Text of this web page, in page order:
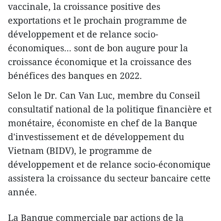
vaccinale, la croissance positive des
exportations et le prochain programme de
développement et de relance socio-
économiques... sont de bon augure pour la
croissance économique et la croissance des
bénéfices des banques en 2022.
Selon le Dr. Can Van Luc, membre du Conseil
consultatif national de la politique financière et
monétaire, économiste en chef de la Banque
d'investissement et de développement du
Vietnam (BIDV), le programme de
développement et de relance socio-économique
assistera la croissance du secteur bancaire cette
année.
La Banque commerciale par actions de la